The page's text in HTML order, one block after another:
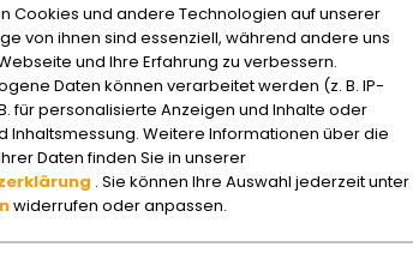
Ort
Reggio Emilia
Cookies und andere Technologien auf unserer
von ihnen sind essenziell, während andere uns
und Ihre Erfahrung zu verbessern.
Daten können verarbeitet werden (z. B. IP-
für personalisierte Anzeigen und Inhalte oder
Inhaltsmessung. Weitere Informationen über die
Daten finden Sie in unserer
. Sie können Ihre Auswahl jederzeit unter
widerrufen oder anpassen.